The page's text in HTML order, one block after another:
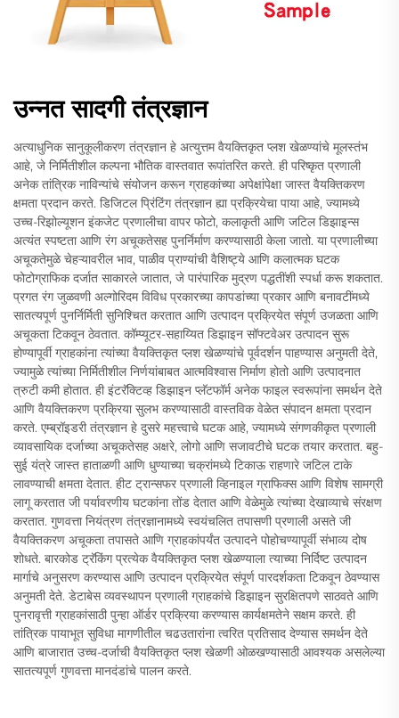
उन्नत सादगी तंत्रज्ञान
अत्याधुनिक सानुकूलीकरण तंत्रज्ञान हे अत्युत्तम वैयक्तिकृत प्लश खेळण्यांचे मूलस्तंभ
आहे, जे निर्मितीशील कल्पना भौतिक वास्तवात रूपांतरित करते. ही परिष्कृत प्रणाली
अनेक तांत्रिक नाविन्यांचे संयोजन करून ग्राहकांच्या अपेक्षांपेक्षा जास्त वैयक्तिकरण
क्षमता प्रदान करते. डिजिटल प्रिंटिंग तंत्रज्ञान ह्या प्रक्रियेचा पाया आहे, ज्यामध्ये
उच्च-रिझोल्यूशन इंकजेट प्रणालीचा वापर फोटो, कलाकृती आणि जटिल डिझाइन्स
अत्यंत स्पष्टता आणि रंग अचूकतेसह पुनर्निर्माण करण्यासाठी केला जातो. या प्रणालीच्या
अचूकतेमुळे चेहऱ्यावरील भाव, पाळीव प्राण्यांची वैशिष्ट्ये आणि कलात्मक घटक
फोटोग्राफिक दर्जात साकारले जातात, जे पारंपारिक मुद्रण पद्धतींशी स्पर्धा करू शकतात.
प्रगत रंग जुळवणी अल्गोरिदम विविध प्रकारच्या कापडांच्या प्रकार आणि बनावटींमध्ये
सातत्यपूर्ण पुनर्निर्मिती सुनिश्चित करतात आणि उत्पादन प्रक्रियेत संपूर्ण उजळता आणि
अचूकता टिकवून ठेवतात. कॉम्प्यूटर-सहाय्यित डिझाइन सॉफ्टवेअर उत्पादन सुरू
होण्यापूर्वी ग्राहकांना त्यांच्या वैयक्तिकृत प्लश खेळण्यांचे पूर्वदर्शन पाहण्यास अनुमती देते,
ज्यामुळे त्यांच्या निर्मितीशील निर्णयांबाबत आत्मविश्वास निर्माण होतो आणि उत्पादनात
त्रुटी कमी होतात. ही इंटरॅक्टिव्ह डिझाइन प्लॅटफॉर्म अनेक फाइल स्वरूपांना समर्थन देते
आणि वैयक्तिकरण प्रक्रिया सुलभ करण्यासाठी वास्तविक वेळेत संपादन क्षमता प्रदान
करते. एम्ब्रॉइडरी तंत्रज्ञान हे दुसरे महत्त्वाचे घटक आहे, ज्यामध्ये संगणकीकृत प्रणाली
व्यावसायिक दर्जाच्या अचूकतेसह अक्षरे, लोगो आणि सजावटीचे घटक तयार करतात. बहु-
सुई यंत्रे जास्त हाताळणी आणि धुण्याच्या चक्रांमध्ये टिकाऊ राहणारे जटिल टाके
लावण्याची क्षमता देतात. हीट ट्रान्सफर प्रणाली व्हिनाइल ग्राफिक्स आणि विशेष सामग्री
लागू करतात जी पर्यावरणीय घटकांना तोंड देतात आणि वेळेमुळे त्यांच्या देखाव्याचे संरक्षण
करतात. गुणवत्ता नियंत्रण तंत्रज्ञानामध्ये स्वयंचलित तपासणी प्रणाली असते जी
वैयक्तिकरण अचूकता तपासते आणि ग्राहकांपर्यंत उत्पादने पोहोचण्यापूर्वी संभाव्य दोष
शोधते. बारकोड ट्रॅकिंग प्रत्येक वैयक्तिकृत प्लश खेळण्याला त्याच्या निर्दिष्ट उत्पादन
मार्गाचे अनुसरण करण्यास आणि उत्पादन प्रक्रियेत संपूर्ण पारदर्शकता टिकवून ठेवण्यास
अनुमती देते. डेटाबेस व्यवस्थापन प्रणाली ग्राहकांचे डिझाइन सुरक्षितपणे साठवते आणि
पुनरावृत्ती ग्राहकांसाठी पुन्हा ऑर्डर प्रक्रिया करण्यास कार्यक्षमतेने सक्षम करते. ही
तांत्रिक पायाभूत सुविधा मागणीतील चढउतारांना त्वरित प्रतिसाद देण्यास समर्थन देते
आणि बाजारात उच्च-दर्जाची वैयक्तिकृत प्लश खेळणी ओळखण्यासाठी आवश्यक असलेल्या
सातत्यपूर्ण गुणवत्ता मानदंडांचे पालन करते.